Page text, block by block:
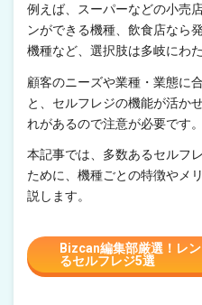
例えば、スーパーなどの小売
ンができる機種、飲食店なら
機種など、選択肢は多岐にわた
顧客のニーズや業種・業態に
と、セルフレジの機能が活か
れがあるので注意が必要です。
本記事では、多数あるセルフ
ために、機種ごとの特徴やメ
説します。
Bizcan編集部厳選！レ
るセルフレジ5選